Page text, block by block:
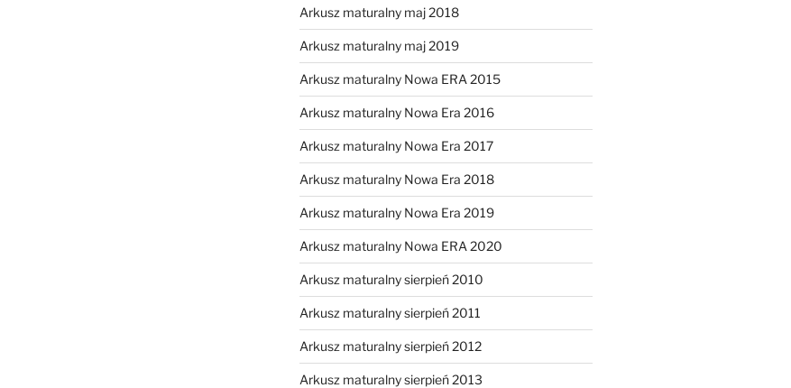
Arkusz maturalny maj 2018
Arkusz maturalny maj 2019
Arkusz maturalny Nowa ERA 2015
Arkusz maturalny Nowa Era 2016
Arkusz maturalny Nowa Era 2017
Arkusz maturalny Nowa Era 2018
Arkusz maturalny Nowa Era 2019
Arkusz maturalny Nowa ERA 2020
Arkusz maturalny sierpień 2010
Arkusz maturalny sierpień 2011
Arkusz maturalny sierpień 2012
Arkusz maturalny sierpień 2013